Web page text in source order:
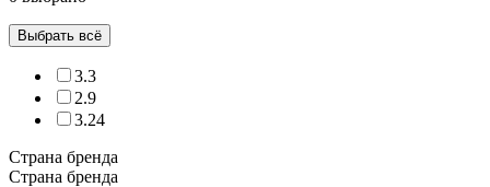
Выбрать всё
3.3
2.9
3.24
Страна бренда
Страна бренда